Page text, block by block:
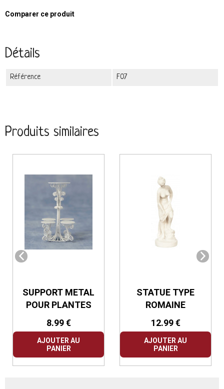
Comparer ce produit
Détails
Référence F07
Produits similaires
SUPPORT METAL
POUR PLANTES
8.99 €
AJOUTER AU
PANIER
STATUE TYPE
ROMAINE
12.99 €
AJOUTER AU
PANIER